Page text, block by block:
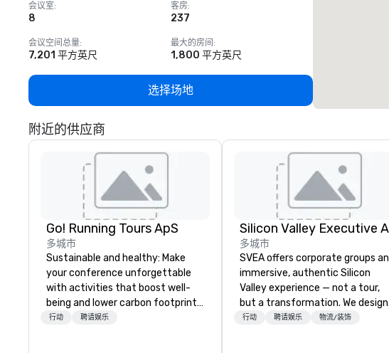
会议室:
8
客房:
237
会议空间总量:
7,201 平方英尺
最大的房间 :
1,800 平方英尺
选择场地
附近的供应商
Go! Running Tours ApS
多城市
Sustainable and healthy: Make
your conference unforgettable
with activities that boost well-
being and lower carbon footprints.
Explore the world on the run with
行动 聘请娱乐
多城市
SVEA offers corporate groups an
immersive, authentic Silicon
Valley experience — not a tour,
but a transformation. We design
and facilitate custom executive
行动 聘请娱乐 物流/装饰